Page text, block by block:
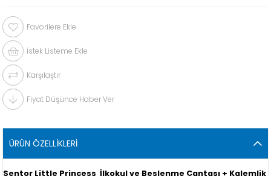
Favorilere Ekle
İstek Listeme Ekle
Karşılaştır
Fiyat Düşünce Haber Ver
ÜRÜN ÖZELLIKLERI
Sentor Little Princess İlkokul ve Beslenme Çantası + Kalemlik